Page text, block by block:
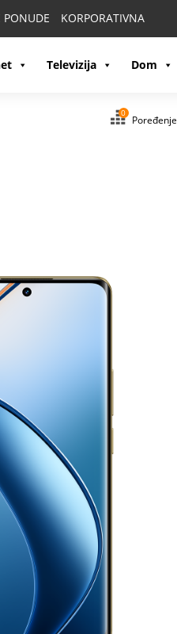
PONUDE KORPORATIVNA
Televizija Dom
0
Poređenje